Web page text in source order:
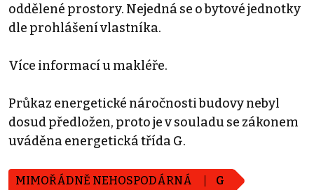
oddělené prostory. Nejedná se o bytové jednotky
dle prohlášení vlastníka.
Více informací u makléře.
Průkaz energetické náročnosti budovy nebyl
dosud předložen, proto je v souladu se zákonem
uváděna energetická třída G.
MIMOŘÁDNĚ NEHOSPODÁRNÁ G